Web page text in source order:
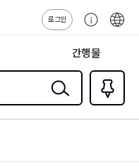
로그인
센
간행물
검색
즐겨찾
기0